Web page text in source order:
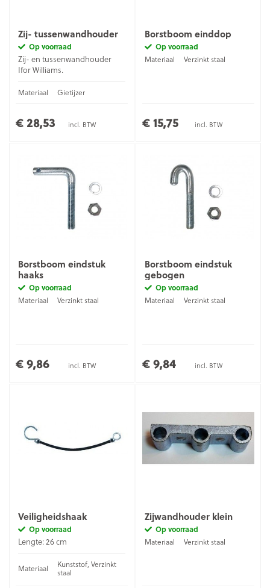
Zij- tussenwandhouder
Op voorraad
Zij- en tussenwandhouder
Ifor Williams.
Materiaal Gietijzer
€ 28,53 incl. BTW
Borstboom einddop
Op voorraad
Materiaal
Verzinkt staal
€ 15,75 incl. BTW
Borstboom eindstuk
haaks
Op voorraad
Materiaal
Verzinkt staal
€ 9,86 incl. BTW
Borstboom eindstuk
gebogen
Op voorraad
Materiaal
Verzinkt staal
€ 9,84 incl. BTW
Veiligheidshaak
Op voorraad
Lengte: 26 cm
Materiaal Kunststof, Verzinkt
staal
Zijwandhouder klein
Op voorraad
Materiaal
Verzinkt staal